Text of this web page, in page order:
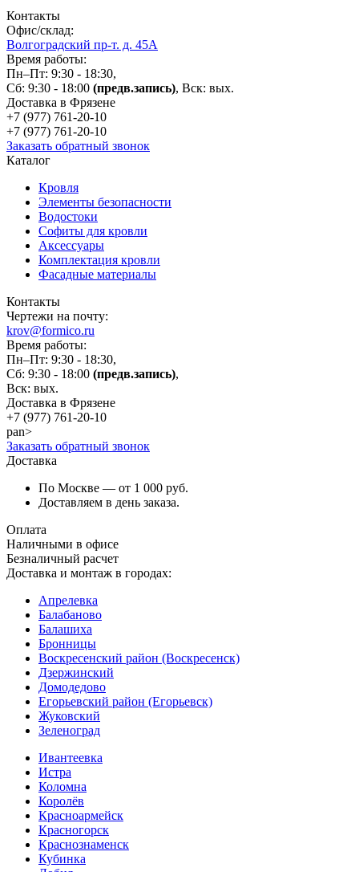
Контакты
Офис/склад:
Волгоградский пр-т. д. 45А
Время работы:
Пн–Пт: 9:30 - 18:30,
Сб: 9:30 - 18:00 (предв.запись), Вск: вых.
Доставка в Фрязене
+7 (977) 761-20-10
+7 (977) 761-20-10
Заказать обратный звонок
Каталог
Кровля
Элементы безопасности
Водостоки
Софиты для кровли
Аксессуары
Комплектация кровли
Фасадные материалы
Контакты
Чертежи на почту:
krov@formico.ru
Время работы:
Пн–Пт: 9:30 - 18:30,
Сб: 9:30 - 18:00 (предв.запись),
Вск: вых.
Доставка в Фрязене
+7 (977) 761-20-10
pan>
Заказать обратный звонок
Доставка
По Москве — от 1 000 руб.
Доставляем в день заказа.
Оплата
Наличными в офисе
Безналичный расчет
Доставка и монтаж в городах:
Апрелевка
Балабаново
Балашиха
Бронницы
Воскресенский район (Воскресенск)
Дзержинский
Домодедово
Егорьевский район (Егорьевск)
Жуковский
Зеленоград
Ивантеевка
Истра
Коломна
Королёв
Красноармейск
Красногорск
Краснознаменск
Кубинка